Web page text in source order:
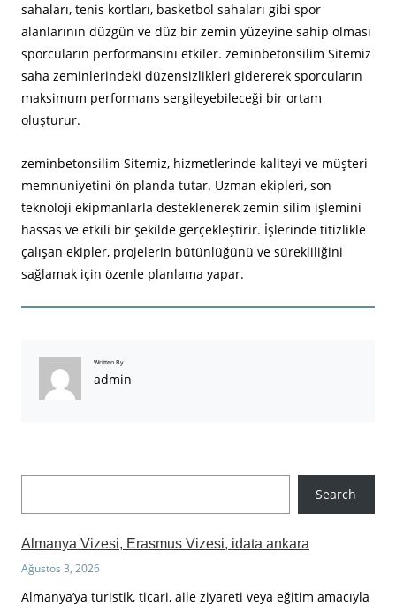
sahaları, tenis kortları, basketbol sahaları gibi spor
alanlarının düzgün ve düz bir zemin yüzeyine sahip olması
sporcuların performansını etkiler. zeminbetonsilim Sitemiz
saha zeminlerindeki düzensizlikleri gidererek sporcuların
maksimum performans sergileyebileceği bir ortam
oluşturur.
zeminbetonsilim Sitemiz, hizmetlerinde kaliteyi ve müşteri
memnuniyetini ön planda tutar. Uzman ekipleri, son
teknoloji ekipmanlarla desteklenerek zemin silim işlemini
hassas ve etkili bir şekilde gerçekleştirir. İşlerinde titizlikle
çalışan ekipler, projelerin bütünlüğünü ve sürekliliğini
sağlamak için özenle planlama yapar.
Written By
admin
Search
Almanya Vizesi, Erasmus Vizesi, idata ankara
Ağustos 3, 2026
Almanya’ya turistik, ticari, aile ziyareti veya eğitim amacıyla